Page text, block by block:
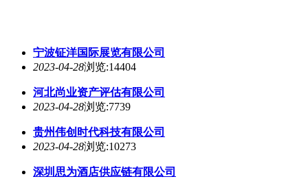
宁波钲洋国际展览有限公司
2023-04-28浏览:14404
河北尚业资产评估有限公司
2023-04-28浏览:7739
贵州伟创时代科技有限公司
2023-04-28浏览:10273
深圳思为酒店供应链有限公司